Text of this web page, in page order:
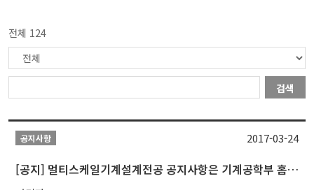
전체 124
검색
공지사항
[공지] 멀티스케일기계설계전공 공지사항은 기계공학부 홈페이지에서 확인 가능
2017-03-24